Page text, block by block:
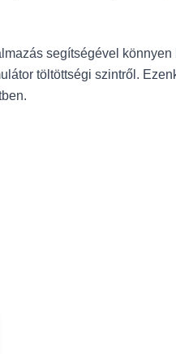
segítségével
töltöttségi szintről.